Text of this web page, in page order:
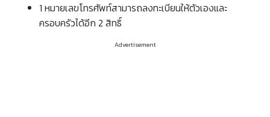
1 หมายเลขโทรศัพท์สามารถลงทะเบียนให้ตัวเองและ
ครอบครัวได้อีก 2 สิทธิ์
Advertisement